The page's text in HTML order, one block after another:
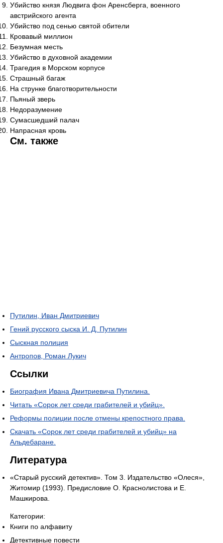
Убийство князя Людвига фон Аренсберга, военного
австрийского агента
Убийство под сенью святой обители
Кровавый миллион
Безумная месть
Убийство в духовной академии
Трагедия в Морском корпусе
Страшный багаж
На струнке благотворительности
Пьяный зверь
Недоразумение
Сумасшедший палач
Напрасная кровь
См. также
Путилин, Иван Дмитриевич
Гений русского сыска И. Д. Путилин
Сыскная полиция
Антропов, Роман Лукич
Ссылки
Биография Ивана Дмитриевича Путилина.
Читать «Сорок лет среди грабителей и убийц».
Реформы полиции после отмены крепостного права.
Скачать «Сорок лет среди грабителей и убийц» на
Альдебаране.
Литература
«Старый русский детектив». Том 3. Издательство «Олеся»,
Житомир (1993). Предисловие О. Краснолистова и Е.
Машкирова.
Категории:
Книги по алфавиту
Детективные повести